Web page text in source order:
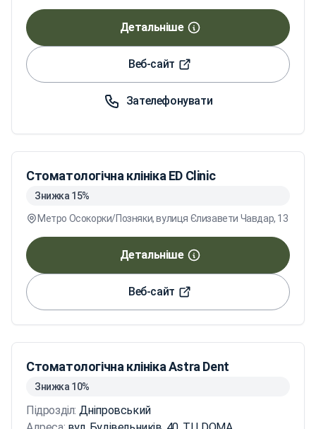
Детальніше
Веб-сайт
Зателефонувати
Стоматологічна клініка ED Cliniс
Знижка 15%
Метро Осокорки/Позняки, вулиця Єлизавети Чавдар, 13
Детальніше
Веб-сайт
Стоматологічна клініка Astra Dent
Знижка 10%
Підрозділ: Дніпровський